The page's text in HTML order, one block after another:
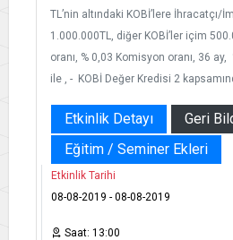
TL’nin altındaki KOBİ’lere İhracatçı/
1.000.000TL, diğer KOBİ’ler içim
oranı, % 0,03 Komisyon oranı, 36 ay,
ile , - KOBİ Değer Kredisi 2
Etkinlik Detayı
Geri
Eğitim / Seminer Ekleri
Etkinlik Tarihi
08-08-2019 - 08-08-2019
Saat: 13:00